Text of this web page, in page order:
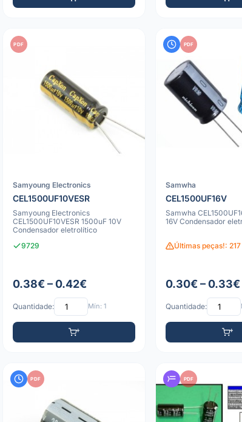
PDF
Samyoung Electronics
CEL1500UF10VESR
Samyoung Electronics
CEL1500UF10VESR 1500uF 10V
Condensador eletrolítico
9729
0.38€ – 0.42€
Quantidade: Mín: 1
PDF
Samwha
CEL1500UF16V
Samwha
16V Condensador
Últimas peças!: 217
0.30€ – 0.33€
Quantidade:
PDF PDF